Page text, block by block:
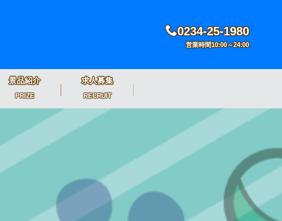
0234-25-1980
営業時間10:00～24:00
景品紹介
PRIZE
求人募集
RECRUIT